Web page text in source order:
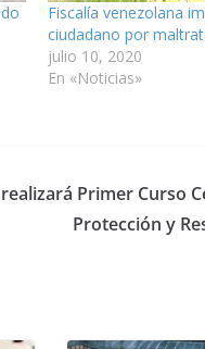
Fiscalía venezolana
ciudadano por
julio 10, 2020
En «Noticias»
realizará Primer Curso
Protección y